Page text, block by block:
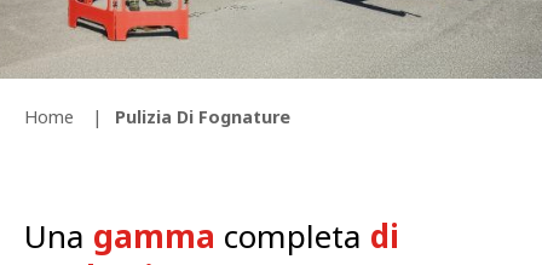
Home Pulizia Di Fognature
Una gamma completa di